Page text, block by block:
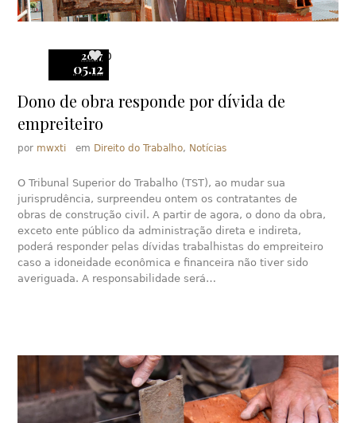
2017
05.12
0
Dono de obra responde por dívida de
empreiteiro
por mwxti em Direito do Trabalho, Notícias
O Tribunal Superior do Trabalho (TST), ao mudar sua
jurisprudência, surpreendeu ontem os contratantes de
obras de construção civil. A partir de agora, o dono da obra,
exceto ente público da administração direta e indireta,
poderá responder pelas dívidas trabalhistas do empreiteiro
caso a idoneidade econômica e financeira não tiver sido
averiguada. A responsabilidade será…